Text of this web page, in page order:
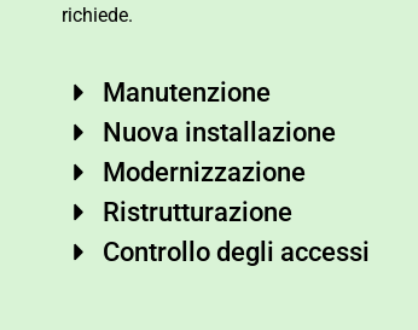
richiede.
Manutenzione
Nuova installazione
Modernizzazione
Ristrutturazione
Controllo degli accessi